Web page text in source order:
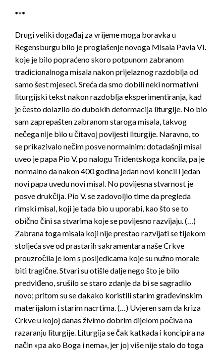
***
Drugi veliki događaj za vrijeme moga boravka u
Regensburgu bilo je proglašenje novoga Misala Pavla VI.
koje je bilo popraćeno skoro potpunom zabranom
tradicionalnoga misala nakon prijelaznog razdoblja od
samo šest mjeseci. Sreća da smo dobili neki normativni
liturgijski tekst nakon razdoblja eksperimentiranja, kad
je često dolazilo do dubokih deformacija liturgije. No bio
sam zaprepašten zabranom staroga misala, takvog
nečega nije bilo u čitavoj povijesti liturgije. Naravno, to
se prikazivalo nečim posve normalnim: dotadašnji misal
uveo je papa Pio V. po nalogu Tridentskoga koncila, pa je
normalno da nakon 400 godina jedan novi koncil i jedan
novi papa uvedu novi misal. No povijesna stvarnost je
posve drukčija. Pio V. se zadovoljio time da pregleda
rimski misal, koji je tada bio u uporabi, kao što se to
obično čini sa stvarima koje se povijesno razvijaju. (…)
Zabrana toga misala koji nije prestao razvijati se tijekom
stoljeća sve od prastarih sakramentara naše Crkve
prouzročila je lom s posljedicama koje su nužno morale
biti tragične. Stvari su otišle dalje nego što je bilo
predviđeno, srušilo se staro zdanje da bi se sagradilo
novo; pritom su se dakako koristili starim građevinskim
materijalom i starim nacrtima. (…) Uvjeren sam da kriza
Crkve u kojoj danas živimo dobrim dijelom počiva na
razaranju liturgije. Liturgija se čak katkada i koncipira na
način »pa ako Boga i nema«, jer joj više nije stalo do toga